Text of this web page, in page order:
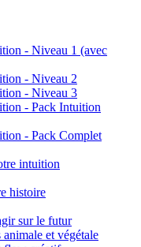
- Niveau 1 (avec
- Niveau 2
- Niveau 3
- Pack Intuition
- Pack Complet
intuition
histoire
sur le futur
et végétale